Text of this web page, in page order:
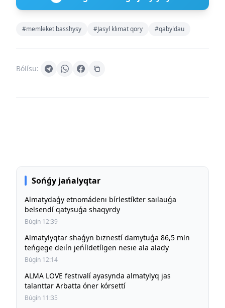
#memleket basshysy #Jasyl klımat qory #qabyldau
Bólísu:
Sońǵy jańalyqtar
Almatydaǵy etnomádenı bírlestíkter saılauǵa
belsendí qatysuǵa shaqyrdy
Búgín 12:39
Almatylyqtar shaǵyn bıznestí damytuǵa 86,5 mln
teńgege deıín jeńíldetílgen nesıe ala alady
Búgín 12:14
ALMA LOVE festıvalí ayasynda almatylyq jas
talanttar Arbatta óner kórsettí
Búgín 11:35